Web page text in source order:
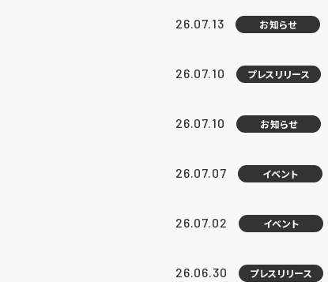
26.07.13 お知らせ
26.07.10 プレスリリース
26.07.10 お知らせ
26.07.07 イベント
26.07.02 イベント
26.06.30 プレスリリース